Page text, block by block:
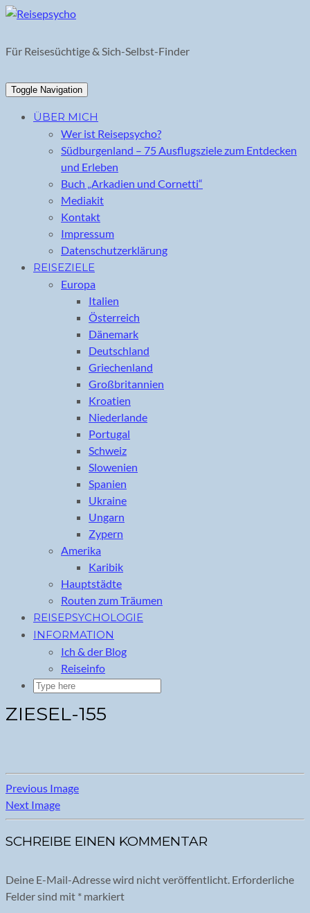
Skip
content
Für Reisesüchtige & Sich-Selbst-Finder
Toggle Navigation
ÜBER MICH
Wer ist Reisepsycho?
Südburgenland – 75 Ausflugsziele zum Entdecken
und Erleben
Buch „Arkadien und Cornetti“
Mediakit
Kontakt
Impressum
Datenschutzerklärung
REISEZIELE
Europa
Italien
Österreich
Dänemark
Deutschland
Griechenland
Großbritannien
Kroatien
Niederlande
Portugal
Schweiz
Slowenien
Spanien
Ukraine
Ungarn
Zypern
Amerika
Karibik
Hauptstädte
Routen zum Träumen
REISEPSYCHOLOGIE
INFORMATION
Ich & der Blog
Reiseinfo
ZIESEL-155
Previous Image
Next Image
SCHREIBE EINEN KOMMENTAR
Deine E-Mail-Adresse wird nicht veröffentlicht. Erforderliche
Felder sind mit * markiert